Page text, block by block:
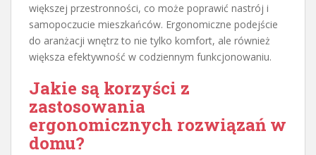
większej przestronności, co może poprawić nastrój i
samopoczucie mieszkańców. Ergonomiczne podejście
do aranżacji wnętrz to nie tylko komfort, ale również
większa efektywność w codziennym funkcjonowaniu.
Jakie są korzyści z
zastosowania
ergonomicznych rozwiązań w
domu?